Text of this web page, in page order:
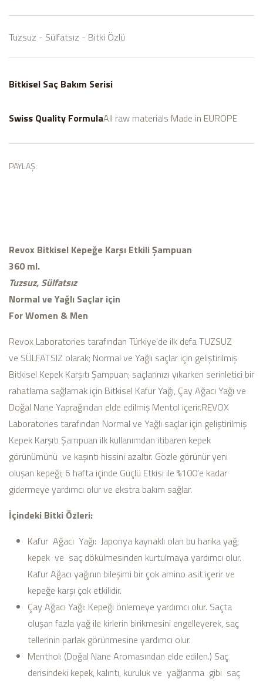
Tuzsuz - Sülfatsız - Bitki Özlü
Bitkisel Saç Bakım Serisi
Swiss Quality FormulaAll raw materials Made in EUROPE
PAYLAŞ:
Revox Bitkisel Kepeğe Karşı Etkili Şampuan
360 ml.
Tuzsuz, Sülfatsız
Normal ve Yağlı Saçlar için
For Women & Men
Revox Laboratories tarafından Türkiye'de ilk defa TUZSUZ
ve SÜLFATSIZ olarak; Normal ve Yağlı saçlar için geliştirilmiş
Bitkisel Kepek Karşıtı Şampuan; saçlarınızı yıkarken serinletici bir
rahatlama sağlamak için Bitkisel Kafur Yağı, Çay Ağacı Yağı ve
Doğal Nane Yaprağından elde edilmiş Mentol içerir.REVOX
Laboratories tarafından Normal ve Yağlı saçlar için geliştirilmiş
Kepek Karşıtı Şampuan ilk kullanımdan itibaren kepek
görünümünü ve kaşıntı hissini azaltır. Gözle görünür yeni
oluşan kepeği; 6 hafta içinde Güçlü Etkisi ile %100'e kadar
gidermeye yardımcı olur ve ekstra bakım sağlar.
İçindeki Bitki Özleri:
Kafur Ağacı Yağı: Japonya kaynaklı olan bu harika yağ;
kepek ve saç dökülmesinden kurtulmaya yardımcı olur.
Kafur Ağacı yağının bileşimi bir çok amino asit içerir ve
kepeğe karşı çok etkilidir.
Çay Ağacı Yağı: Kepeği önlemeye yardımcı olur. Saçta
oluşan fazla yağ ile kirlerin birikmesini engelleyerek, saç
tellerinin parlak görünmesine yardımcı olur.
Menthol: (Doğal Nane Aromasından elde edilen.) Saç
derisindeki kepek, kalıntı, kuruluk ve yağlanma gibi saç